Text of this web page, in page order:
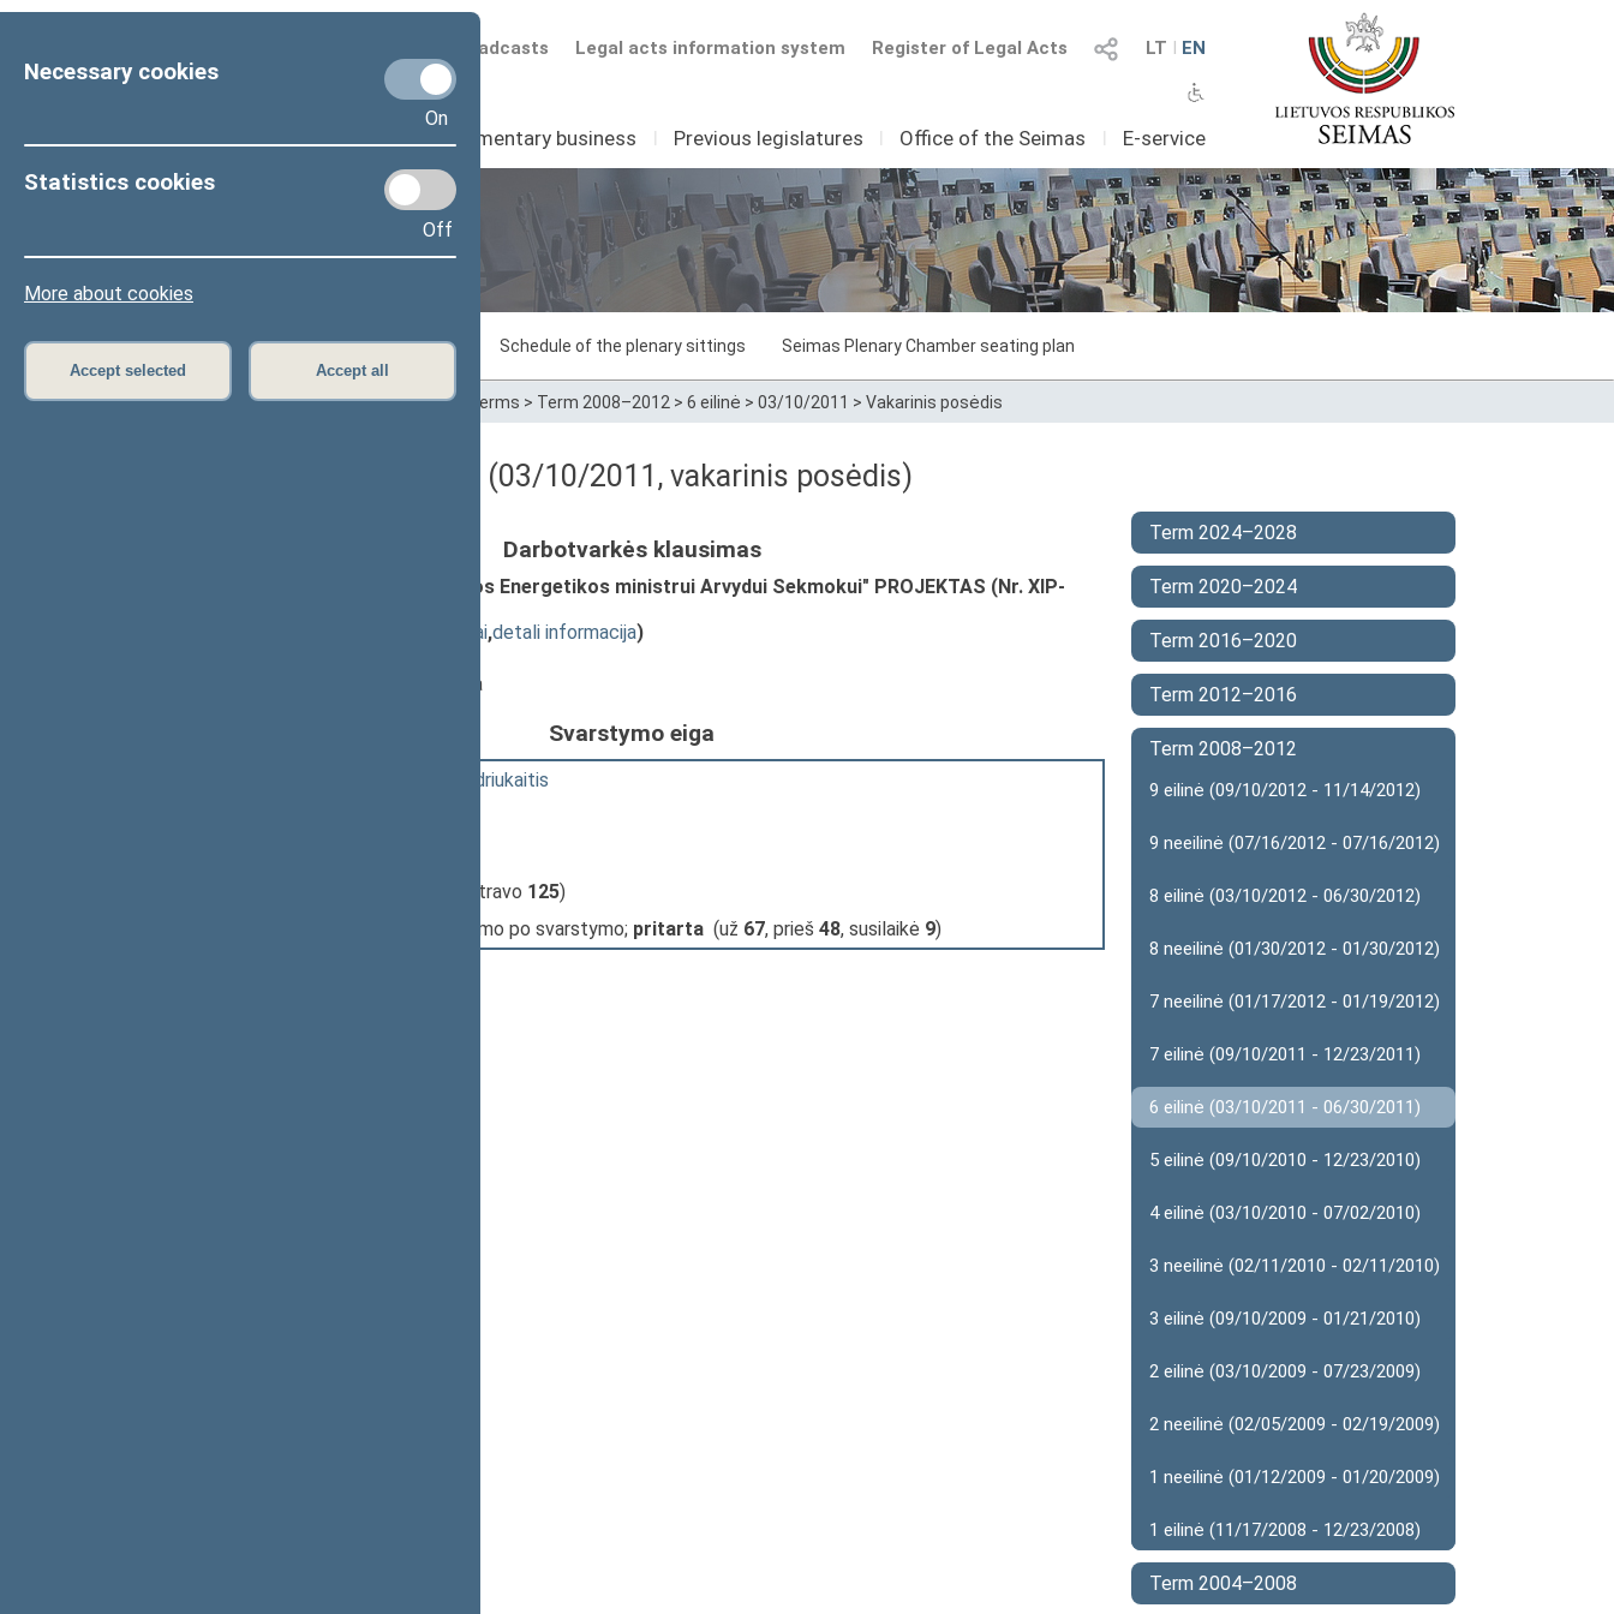
Necessary cookies
On
Statistics cookies
Off
More about cookies
Accept selected Accept all
LT I EN
Register of Legal Acts
Legal acts information system
Scheduled broadcasts
Seimas I Parliamentary business I Previous legislatures I Office of the Seimas I E-service
Sitting in progress Plenary sittings Schedule of the plenary sittings Seimas Plenary Chamber seating plan
Home>Plenary sittings>Parliamentary terms > Term 2008–2012 > 6 eilinė > 03/10/2011 > Vakarinis posėdis
Darbotvarkės klausimas (03/10/2011, vakarinis posėdis)
Darbotvarkės klausimas
Seimo NUTARIMO "Dėl interpeliacijos Energetikos ministrui Arvydui Sekmokui" PROJEKTAS (Nr. XIP-
susiję dokumentai,detali informacija)
, Redakcinė k-ja
Svarstymo eiga
Vytenis Povilas Andriukaitis
(užsiregistravo 125)
dėl pritarimo po svarstymo; pritarta (už 67, prieš 48, susilaikė 9)
Term 2024–2028
Term 2020–2024
Term 2016–2020
Term 2012–2016
Term 2008–2012
9 eilinė (09/10/2012 - 11/14/2012)
9 neeilinė (07/16/2012 - 07/16/2012)
8 eilinė (03/10/2012 - 06/30/2012)
8 neeilinė (01/30/2012 - 01/30/2012)
7 neeilinė (01/17/2012 - 01/19/2012)
7 eilinė (09/10/2011 - 12/23/2011)
6 eilinė (03/10/2011 - 06/30/2011)
5 eilinė (09/10/2010 - 12/23/2010)
4 eilinė (03/10/2010 - 07/02/2010)
3 neeilinė (02/11/2010 - 02/11/2010)
3 eilinė (09/10/2009 - 01/21/2010)
2 eilinė (03/10/2009 - 07/23/2009)
2 neeilinė (02/05/2009 - 02/19/2009)
1 neeilinė (01/12/2009 - 01/20/2009)
1 eilinė (11/17/2008 - 12/23/2008)
Term 2004–2008